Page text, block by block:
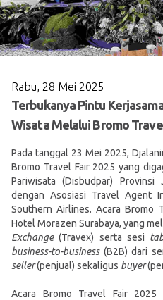
Rabu, 28 Mei 2025
Terbukanya Pintu
Wisata Melalui Bromo
Pada tanggal 23 Mei 2025,
Bromo Travel Fair 2025 yang
Pariwisata (Disbudpar)
dengan Asosiasi Travel Agent
Southern Airlines. Acara Bromo
Hotel Morazen Surabaya, yang
Exchange(Travex) serta sesi
business-to-business(B2B) dari
seller(penjual) sekaligus buyer
Acara Bromo Travel Fair 2025